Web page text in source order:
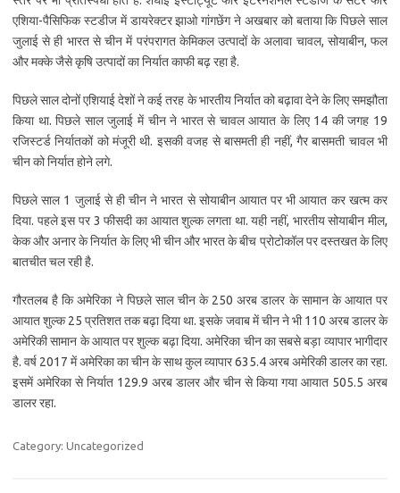
एशिया-पैसिफिक स्टडीज में डायरेक्टर झाओ गांगछेंग ने अखबार को बताया कि पिछले साल
जुलाई से ही भारत से चीन में परंपरागत केमिकल उत्पादों के अलावा चावल, सोयाबीन, फल
और मक्के जैसे कृषि उत्पादों का निर्यात काफी बढ़ रहा है.
पिछले साल दोनों एशियाई देशों ने कई तरह के भारतीय निर्यात को बढ़ावा देने के लिए समझौता
किया था. पिछले साल जुलाई में चीन ने भारत से चावल आयात के लिए 14 की जगह 19
रजिस्टर्ड निर्यातकों को मंजूरी थी. इसकी वजह से बासमती ही नहीं, गैर बासमती चावल भी
चीन को निर्यात होने लगे.
पिछले साल 1 जुलाई से ही चीन ने भारत से सोयाबीन आयात पर भी आयात कर खत्म कर
दिया. पहले इस पर 3 फीसदी का आयात शुल्क लगता था. यही नहीं, भारतीय सोयाबीन मील,
केक और अनार के निर्यात के लिए भी चीन और भारत के बीच प्रोटोकॉल पर दस्तखत के लिए
बातचीत चल रही है.
गौरतलब है कि अमेरिका ने पिछले साल चीन के 250 अरब डालर के सामान के आयात पर
आयात शुल्क 25 प्रतिशत तक बढ़ा दिया था. इसके जवाब में चीन ने भी 110 अरब डालर के
अमेरिकी सामान के आयात पर शुल्क बढ़ा दिया. अमेरिका चीन का सबसे बड़ा व्यापार भागीदार
है. वर्ष 2017 में अमेरिका का चीन के साथ कुल व्यापार 635.4 अरब अमेरिकी डालर का रहा.
इसमें अमेरिका से निर्यात 129.9 अरब डालर और चीन से किया गया आयात 505.5 अरब
डालर रहा.
Category: Uncategorized